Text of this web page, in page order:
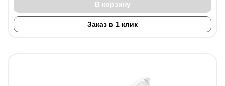
В корзину
Заказ в 1 клик